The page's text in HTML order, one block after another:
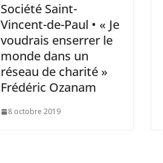
Société Saint-
Vincent-de-Paul • « Je
voudrais enserrer le
monde dans un
réseau de charité »
Frédéric Ozanam
8 octobre 2019